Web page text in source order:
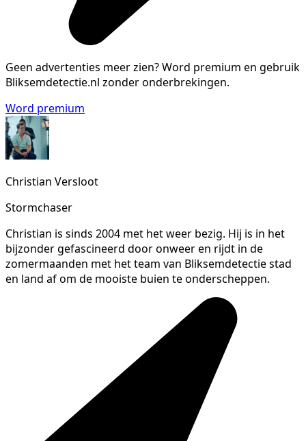
Geen advertenties meer zien?Word premium en gebruik
Bliksemdetectie.nl zonder onderbrekingen.
Word premium
Christian Versloot
Stormchaser
Christian is sinds 2004 met het weer bezig. Hij is in het
bijzonder gefascineerd door onweer en rijdt in de
zomermaanden met het team van Bliksemdetectie stad
en land af om de mooiste buien te onderscheppen.